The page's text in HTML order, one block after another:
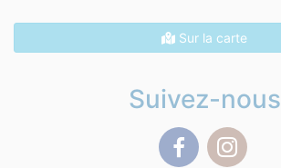
Sur la carte
Suivez-nous